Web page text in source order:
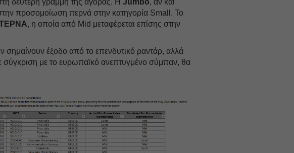
προσομοίωση περνά στην κατηγορία Small. Το
, η οποία από Mid μεταφέρεται επίσης στην
σημαίνουν έξοδο από το επενδυτικό ραντάρ, αλλά
σε σύγκριση με το ευρωπαϊκό ανεπτυγμένο σύμπαν, θα